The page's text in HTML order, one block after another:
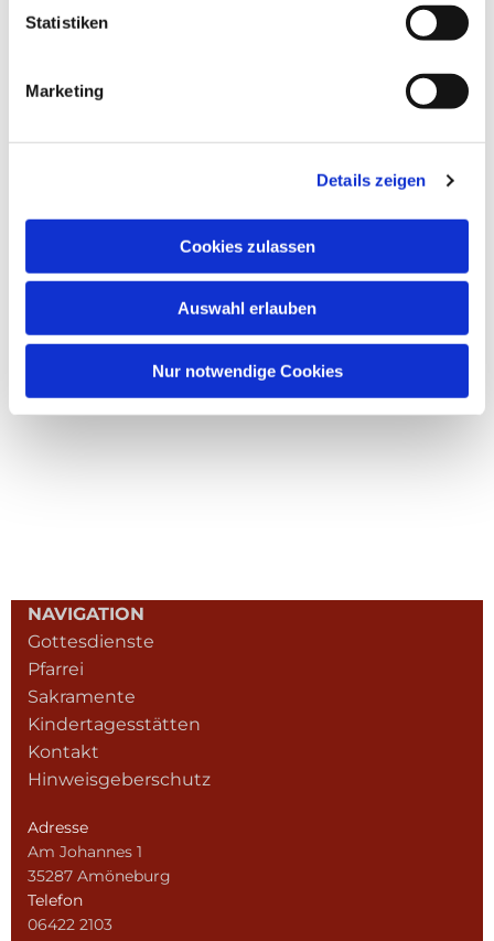
Statistiken
Marketing
Details zeigen
Cookies zulassen
Auswahl erlauben
Nur notwendige Cookies
NAVIGATION
Gottesdienste
Pfarrei
Sakramente
Kindertagesstätten
Kontakt
Hinweisgeberschutz
Adresse
Am Johannes 1
35287 Amöneburg
Telefon
06422 2103